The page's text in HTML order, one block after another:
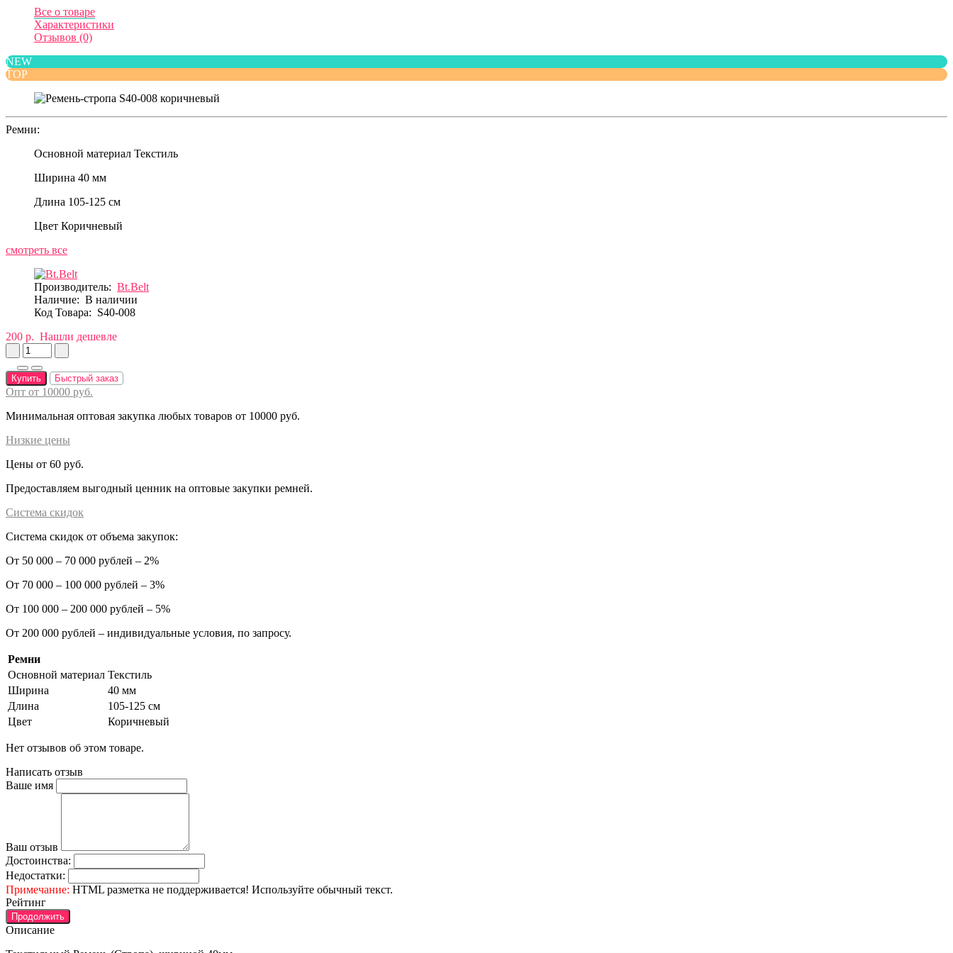
Все о товаре
Характеристики
Отзывов (0)
NEW
TOP
Ремни:
Основной материал Текстиль
Ширина 40 мм
Длина 105-125 см
Цвет Коричневый
смотреть все
Производитель: Bt.Belt
Наличие: В наличии
Код Товара: S40-008
200 р. Нашли дешевле
Купить Быстрый заказ
Опт от 10000 руб.
Минимальная оптовая закупка любых товаров от 10000 руб.
Низкие цены
Цены от 60 руб.
Предоставляем выгодный ценник на оптовые закупки ремней.
Система скидок
Система скидок от объема закупок:
От 50 000 – 70 000 рублей – 2%
От 70 000 – 100 000 рублей – 3%
От 100 000 – 200 000 рублей – 5%
От 200 000 рублей – индивидуальные условия, по запросу.
Ремни
Основной материал Текстиль
Ширина
40 мм
Длина
105-125 см
Цвет
Коричневый
Нет отзывов об этом товаре.
Написать отзыв
Ваше имя
Ваш отзыв
Достоинства:
Недостатки:
Примечание: HTML разметка не поддерживается! Используйте обычный текст.
Рейтинг
Продолжить
Описание